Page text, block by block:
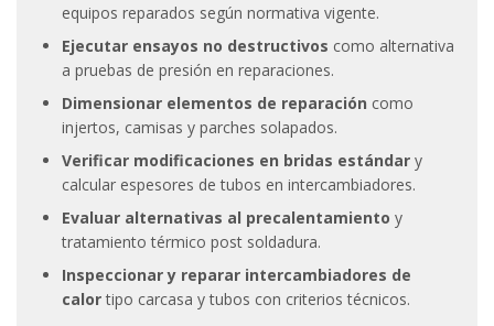
equipos reparados según normativa vigente.
Ejecutar ensayos no destructivos como alternativa
a pruebas de presión en reparaciones.
Dimensionar elementos de reparación como
injertos, camisas y parches solapados.
Verificar modificaciones en bridas estándar y
calcular espesores de tubos en intercambiadores.
Evaluar alternativas al precalentamiento y
tratamiento térmico post soldadura.
Inspeccionar y reparar intercambiadores de
calortipo carcasa y tubos con criterios técnicos.